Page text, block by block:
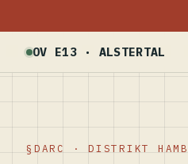
OV E13 · ALSTERTAL
DARC · DISTRIKT